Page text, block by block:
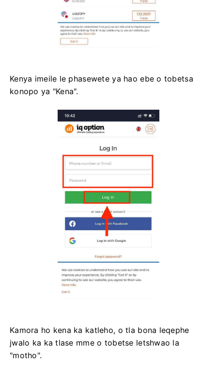
Kenya imeile le phasewete ya hao ebe o tobetsa
konopo ya "Kena".
Kamora ho kena ka katleho, o tla bona leqephe
jwalo ka ka tlase mme o tobetse letshwao la
"motho".